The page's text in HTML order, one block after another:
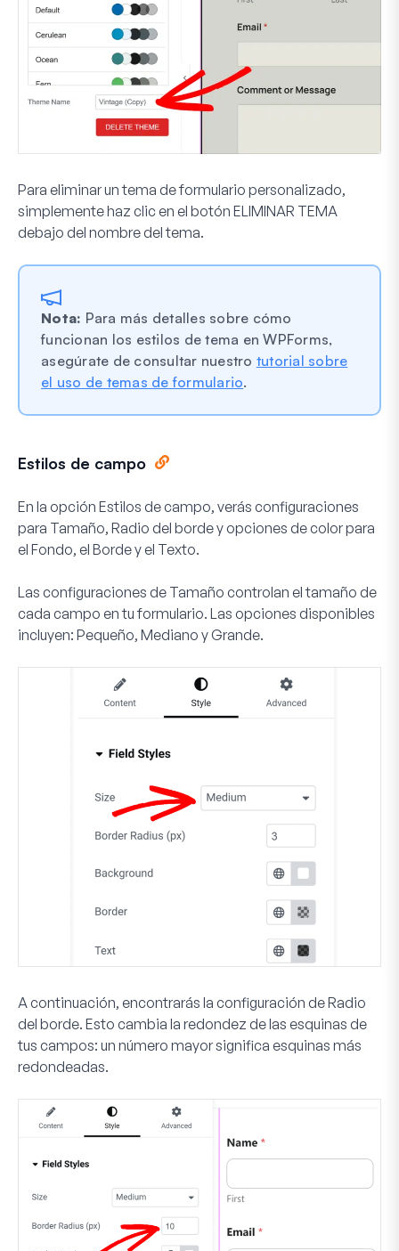
Para eliminar un tema de formulario personalizado,
simplemente haz clic en el botón ELIMINAR TEMA
debajo del nombre del tema.
Nota: Para más detalles sobre cómo
funcionan los estilos de tema en WPForms,
asegúrate de consultar nuestro tutorial sobre
el uso de temas de formulario.
Estilos de campo
En la opción Estilos de campo, verás configuraciones
para Tamaño, Radio del bordey opciones de color para
el Fondo, el Bordey el Texto.
Las configuraciones de Tamaño controlan el tamaño de
cada campo en tu formulario. Las opciones disponibles
incluyen: Pequeño, Mediano yGrande.
A continuación, encontrarás la configuración deRadio
del borde. Esto cambia la redondez de las esquinas de
tus campos: un número mayor significa esquinas más
redondeadas.